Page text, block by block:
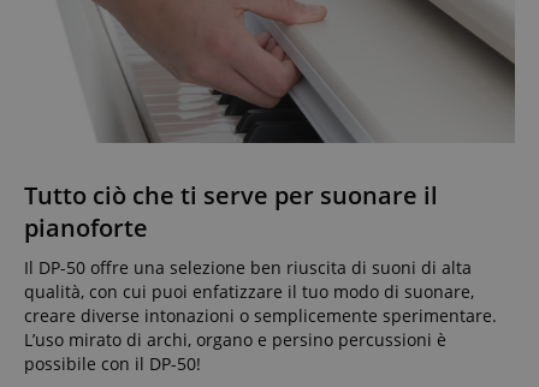
Tutto ciò che ti serve per suonare il
pianoforte
Il DP-50 offre una selezione ben riuscita di suoni di alta
qualità, con cui puoi enfatizzare il tuo modo di suonare,
creare diverse intonazioni o semplicemente sperimentare.
L’uso mirato di archi, organo e persino percussioni è
possibile con il DP-50!